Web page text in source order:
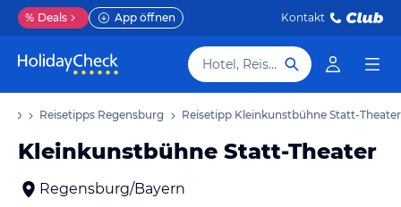
% Deals App öffnen Kontakt
Hotel, Reiseziel
Reisetipps Regensburg Reisetipp Kleinkunstbühne Statt-Theater
Kleinkunstbühne Statt-Theater
Regensburg/Bayern